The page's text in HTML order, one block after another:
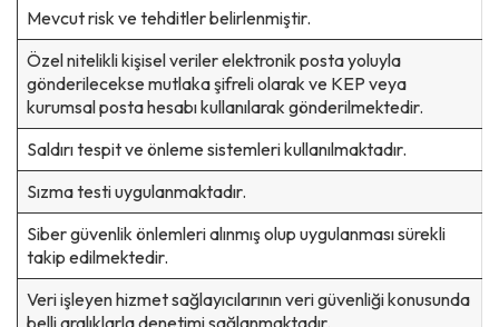
Mevcut risk ve tehditler belirlenmiştir.
Özel nitelikli kişisel veriler elektronik posta yoluyla
gönderilecekse mutlaka şifreli olarak ve KEP veya
kurumsal posta hesabı kullanılarak gönderilmektedir.
Saldırı tespit ve önleme sistemleri kullanılmaktadır.
Sızma testi uygulanmaktadır.
Siber güvenlik önlemleri alınmış olup uygulanması sürekli
takip edilmektedir.
Veri işleyen hizmet sağlayıcılarının veri güvenliği konusunda